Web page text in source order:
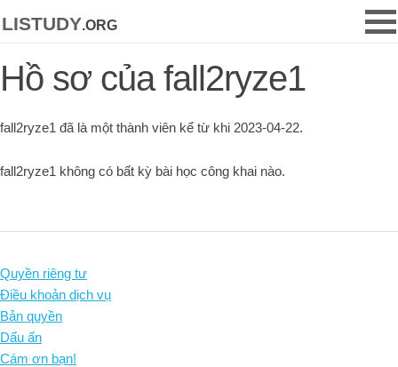
listudy.org
Hồ sơ của fall2ryze1
fall2ryze1 đã là một thành viên kể từ khi 2023-04-22.
fall2ryze1 không có bất kỳ bài học công khai nào.
Quyền riêng tư
Điều khoản dịch vụ
Bản quyền
Dấu ấn
Cám ơn bạn!